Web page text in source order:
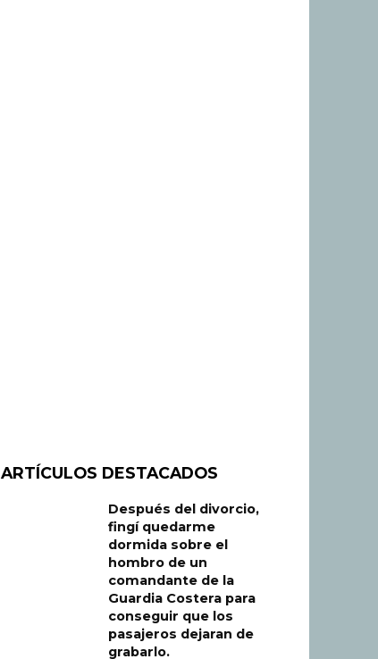
ARTÍCULOS DESTACADOS
Después del divorcio,
fingí quedarme
dormida sobre el
hombro de un
comandante de la
Guardia Costera para
conseguir que los
pasajeros dejaran de
grabarlo.